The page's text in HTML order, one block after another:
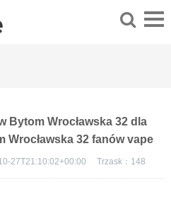
Bytom Wrocławska 32 dla
Wrocławska 32 fanów vape
27T21:10:02+00:00 Trzask： 148